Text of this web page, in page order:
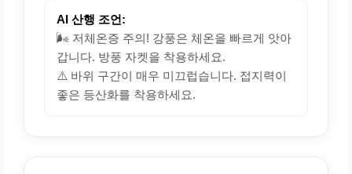
AI 산행 조언:
🌬️ 저체온증 주의! 강풍은 체온을 빠르게 앗아
갑니다. 방풍 자켓을 착용하세요.
⚠️ 바위 구간이 매우 미끄럽습니다. 접지력이
좋은 등산화를 착용하세요.